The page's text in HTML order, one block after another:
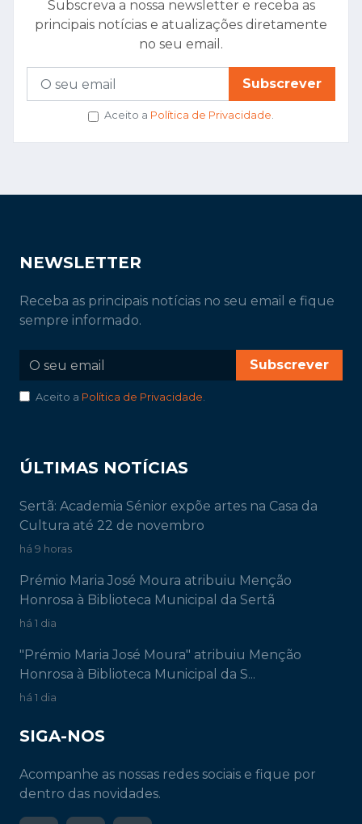
Subscreva a nossa newsletter e receba as
principais notícias e atualizações diretamente
no seu email.
Subscrever
Aceito a Política de Privacidade.
NEWSLETTER
Receba as principais notícias no seu email e fique
sempre informado.
Subscrever
Aceito a Política de Privacidade.
ÚLTIMAS NOTÍCIAS
Sertã: Academia Sénior expõe artes na Casa da
Cultura até 22 de novembro
há 9 horas
Prémio Maria José Moura atribuiu Menção
Honrosa à Biblioteca Municipal da Sertã
há 1 dia
"Prémio Maria José Moura" atribuiu Menção
Honrosa à Biblioteca Municipal da S...
há 1 dia
SIGA-NOS
Acompanhe as nossas redes sociais e fique por
dentro das novidades.